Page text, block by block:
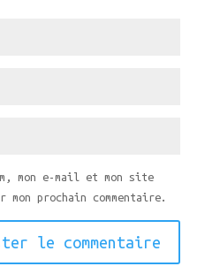
mon e-mail et mon site
prochain commentaire.